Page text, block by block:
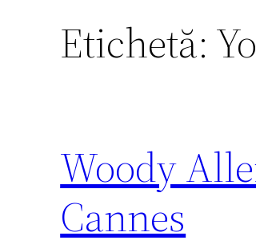
Etichetă:
Woody
Cannes